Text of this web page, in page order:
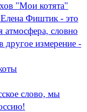
"Мои котята"
Фиштик - это
атмосфера, словно
другое измерение -
слово, мы